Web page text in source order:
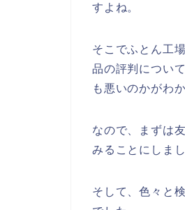
すよね。
そこでふとん工
品の評判につい
も悪いのかがわ
なので、まずは
みることにしまし
そして、色々と